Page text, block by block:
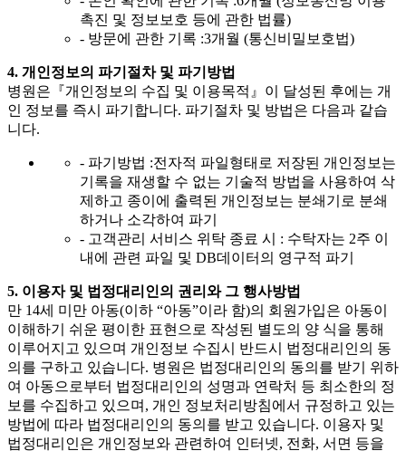
촉진 및 정보보호 등에 관한 법률)
- 방문에 관한 기록 :3개월 (통신비밀보호법)
4. 개인정보의 파기절차 및 파기방법
병원은『개인정보의 수집 및 이용목적』이 달성된 후에는 개
인 정보를 즉시 파기합니다. 파기절차 및 방법은 다음과 같습
니다.
- 파기방법 :전자적 파일형태로 저장된 개인정보는
기록을 재생할 수 없는 기술적 방법을 사용하여 삭
제하고 종이에 출력된 개인정보는 분쇄기로 분쇄
하거나 소각하여 파기
- 고객관리 서비스 위탁 종료 시 : 수탁자는 2주 이
내에 관련 파일 및 DB데이터의 영구적 파기
5. 이용자 및 법정대리인의 권리와 그 행사방법
만 14세 미만 아동(이하 “아동”이라 함)의 회원가입은 아동이
이해하기 쉬운 평이한 표현으로 작성된 별도의 양 식을 통해
이루어지고 있으며 개인정보 수집시 반드시 법정대리인의 동
의를 구하고 있습니다. 병원은 법정대리인의 동의를 받기 위하
여 아동으로부터 법정대리인의 성명과 연락처 등 최소한의 정
보를 수집하고 있으며, 개인 정보처리방침에서 규정하고 있는
방법에 따라 법정대리인의 동의를 받고 있습니다. 이용자 및
법정대리인은 개인정보와 관련하여 인터넷, 전화, 서면 등을